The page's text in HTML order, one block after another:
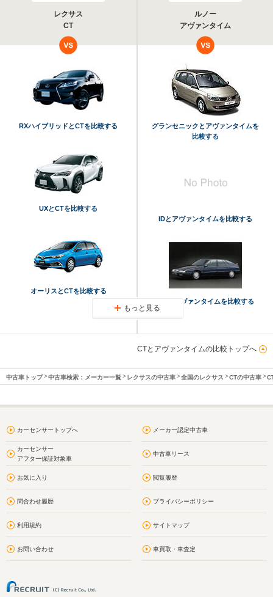
レクサス
CT
ルノー
アヴァンタイム
RXハイブリッドとCTを比較する
UXとCTを比較する
オーリスとCTを比較する
グランセニックとアヴァンタイムを
比較する
IDとアヴァンタイムを比較する
XMとアヴァンタイムを比較する
もっと見る
CTとアヴァンタイムの比較トップへ
中古車トップ 中古車検索：メーカー一覧 レクサスの中古車 全国のレクサス CTの中古車
カーセンサートップへ メーカー認定中古車
カーセンサー
アフター保証対象車
中古車リース
お気に入り 閲覧履歴
問合わせ履歴 プライバシーポリシー
利用規約 サイトマップ
お問い合わせ 車買取・車査定